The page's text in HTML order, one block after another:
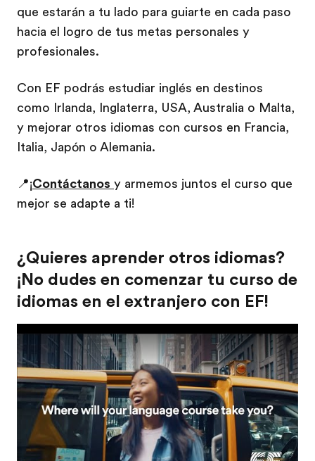
que estarán a tu lado para guiarte en cada paso
hacia el logro de tus metas personales y
profesionales.
Con EF podrás estudiar inglés en destinos
como Irlanda, Inglaterra, USA, Australia o Malta,
y mejorar otros idiomas con cursos en Francia,
Italia, Japón o Alemania.
📍¡Contáctanos y armemos juntos el curso que
mejor se adapte a ti!
¿Quieres aprender otros idiomas?
¡No dudes en comenzar tu curso de
idiomas en el extranjero con EF!